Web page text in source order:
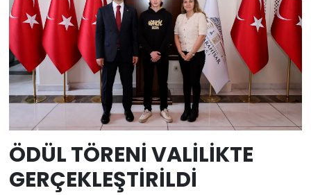
ÖDÜL TÖRENİ VALİLİKTE
GERÇEKLEŞTİRİLDİ